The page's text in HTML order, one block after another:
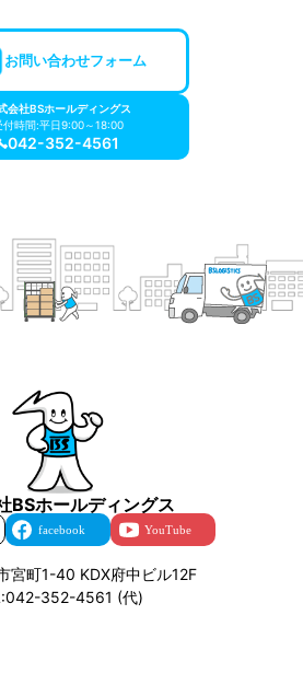
お問い合わせフォーム
会社BSホールディングス
付時間:平日9:00～18:00
042-352-4561
BSホールディングス
宮町1-40 KDX府中ビル12F
352-4561 (代)